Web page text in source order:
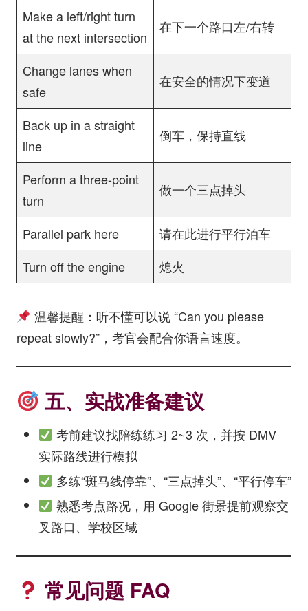
Make a left/right turn
at the next intersection
在下一个路口左/右转
Change lanes when
safe
在安全的情况下变道
Back up in a straight
line
倒车，保持直线
Perform a three-point
turn
做一个三点掉头
Parallel park here
请在此进行平行泊车
Turn off the engine
熄火
温馨提醒：听不懂可以说 “Can you please
repeat slowly?”，考官会配合你语言速度。
五、实战准备建议
考前建议找陪练练习 2~3 次，并按 DMV
实际路线进行模拟
多练“斑马线停靠”、“三点掉头”、“平行停车”
熟悉考点路况，用 Google 街景提前观察交
叉路口、学校区域
常见问题 FAQ